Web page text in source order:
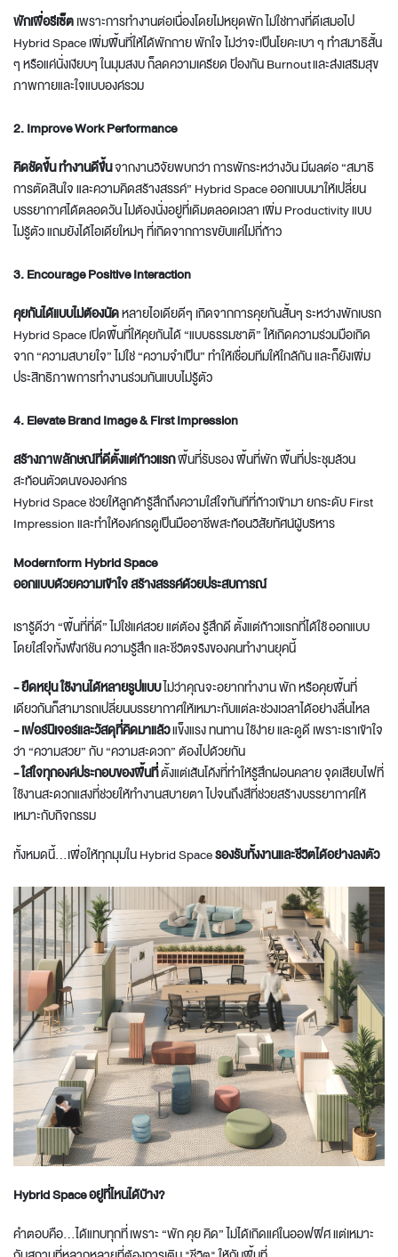
พักเพื่อรีเซ็ตเพราะการทำงานต่อเนื่องโดยไม่หยุดพัก ไม่ใช่ทางที่ดีเสมอไป
Hybrid Space เพิ่มพื้นที่ให้ได้พักกาย พักใจ ไม่ว่าจะเป็นโยคะเบา ๆ ทำสมาธิสั้น
ๆ หรือแค่นั่งเงียบๆ ในมุมสงบ ก็ลดความเครียด ป้องกัน Burnout และส่งเสริมสุข
ภาพกายและใจแบบองค์รวม
2. Improve Work Performance
คิดชัดขึ้น ทำงานดีขึ้นจากงานวิจัยพบกว่า การพักระหว่างวัน มีผลต่อ “สมาธิ
การตัดสินใจ และความคิดสร้างสรรค์” Hybrid Space ออกแบบมาให้เปลี่ยน
บรรยากาศได้ตลอดวัน ไม่ต้องนั่งอยู่ที่เดิมตลอดเวลา เพิ่ม Productivity แบบ
ไม่รู้ตัว แถมยังได้ไอเดียใหม่ๆ ที่เกิดจากการขยับแค่ไม่กี่ก้าว
3. Encourage Positive Interaction
คุยกันได้แบบไม่ต้องนัดหลายไอเดียดีๆ เกิดจากการคุยกันสั้นๆ ระหว่างพักเบรก
Hybrid Space เปิดพื้นที่ให้คุยกันได้ “แบบธรรมชาติ” ให้เกิดความร่วมมือเกิด
จาก “ความสบายใจ” ไม่ใช่ “ความจำเป็น” ทำให้เชื่อมทีมให้ใกล้กัน และก็ยังเพิ่ม
ประสิทธิภาพการทำงานร่วมกันแบบไม่รู้ตัว
4. Elevate Brand Image & First Impression
สร้างภาพลักษณ์ที่ดีตั้งแต่ก้าวแรกพื้นที่รับรอง พื้นที่พัก พื้นที่ประชุมล้วน
สะท้อนตัวตนขององค์กร
Hybrid Space ช่วยให้ลูกค้ารู้สึกถึงความใส่ใจทันทีที่ก้าวเข้ามา ยกระดับ First
Impression และทำให้องค์กรดูเป็นมืออาชีพสะท้อนวิสัยทัศน์ผู้บริหาร
ModernformHybridSpace
ออกแบบด้วยความเข้าใจ สร้างสรรค์ด้วยประสบการณ์
เรารู้ดีว่า “พื้นที่ที่ดี” ไม่ใช่แค่สวย แต่ต้อง รู้สึกดี ตั้งแต่ก้าวแรกที่ได้ใช้ ออกแบบ
โดยใส่ใจทั้งฟังก์ชัน ความรู้สึก และชีวิตจริงของคนทำงานยุคนี้
- ยืดหยุ่น ใช้งานได้หลายรูปแบบไม่ว่าคุณจะอยากทำงาน พัก หรือคุยพื้นที่
เดียวกันก็สามารถเปลี่ยนบรรยากาศให้เหมาะกับแต่ละช่วงเวลาได้อย่างลื่นไหล
- เฟอร์นิเจอร์และวัสดุที่คิดมาแล้วแข็งแรง ทนทาน ใช้ง่าย และดูดี เพราะเราเข้าใจ
ว่า “ความสวย” กับ “ความสะดวก” ต้องไปด้วยกัน
- ใส่ใจทุกองค์ประกอบของพื้นที่ตั้งแต่เส้นโค้งที่ทำให้รู้สึกผ่อนคลาย จุดเสียบไฟที่
ใช้งานสะดวกแสงที่ช่วยให้ทำงานสบายตา ไปจนถึงสีที่ช่วยสร้างบรรยากาศให้
เหมาะกับกิจกรรม
ทั้งหมดนี้...เพื่อให้ทุกมุมใน Hybrid Spaceรองรับทั้งงานและชีวิตได้อย่างลงตัว
HybridSpaceอยู่ที่ไหนได้บ้าง?
คำตอบคือ...ได้แทบทุกที่ เพราะ “พัก คุย คิด” ไม่ได้เกิดแค่ในออฟฟิศ แต่เหมาะ